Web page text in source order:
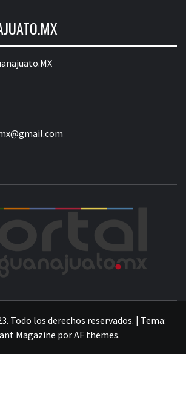
Todo los derechos reservados. | Tema:
Magazine porAF themes.